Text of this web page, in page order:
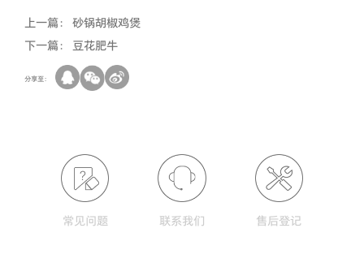
上一篇： 砂锅胡椒鸡煲
下一篇： 豆花肥牛
分享至：
常见问题 联系我们 售后登记